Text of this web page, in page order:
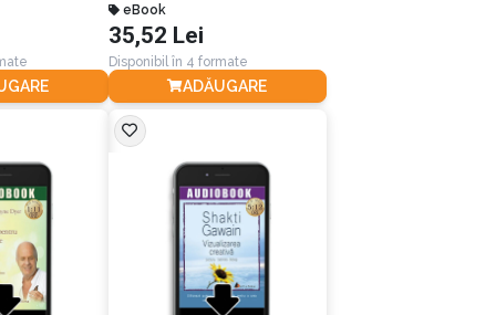
kilogramele în plus.
Ediția a III-a
eBook
35,52 Lei
Disponibil în 4 formate
ADĂUGARE